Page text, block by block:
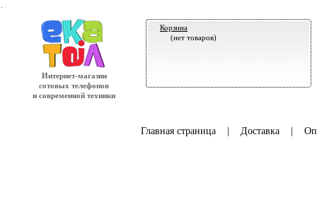
Интернет-магазин
сотовых телефонов
и современной техники
Корзина
(нет товаров)
Главная страница| Доставка|